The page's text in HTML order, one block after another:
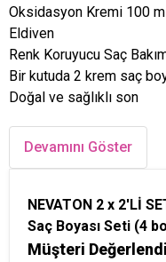
Oksidasyon Kremi 100
Eldiven
Renk Koruyucu Saç
Bir kutuda 2 krem saç
Doğal ve sağlıklı son
Devamını Göster
NEVATON 2 x 2'Lİ
Saç Boyası Seti (4
Müşteri